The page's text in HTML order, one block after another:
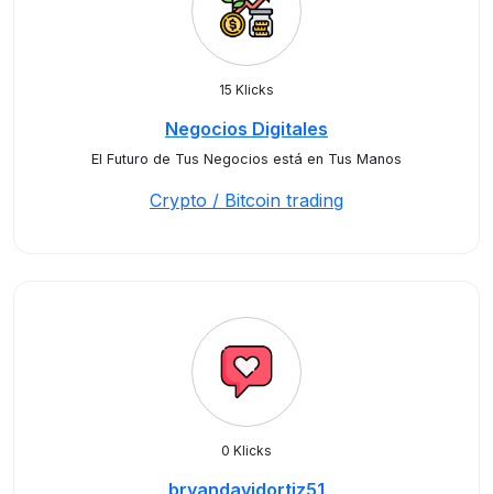
15 Klicks
Negocios Digitales
El Futuro de Tus Negocios está en Tus Manos
Crypto / Bitcoin trading
0 Klicks
bryandavidortiz51